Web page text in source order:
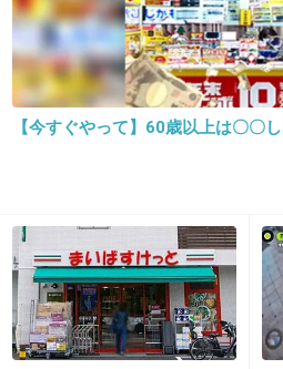
足が可愛いww
激かわ
出典：dnaimg.com
【今すぐやって】60歳以上は〇〇